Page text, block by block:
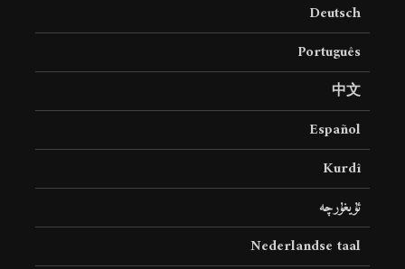
Deutsch
Português
中文
Español
Kurdî
ئۇيغۇرچە
Nederlandse taal